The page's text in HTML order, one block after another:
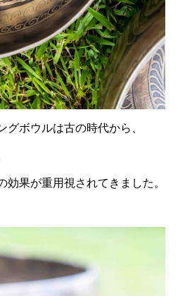
グボウルは古の時代から、
効果が重用視されてきました。